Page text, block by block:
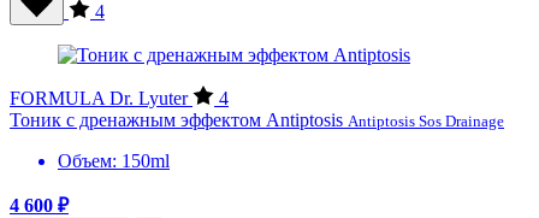
4
FORMULA Dr. Lyuter
4
Тоник с дренажным эффектом Antiptosis Antiptosis Sos Drainage
Объем: 150ml
4 600 ₽